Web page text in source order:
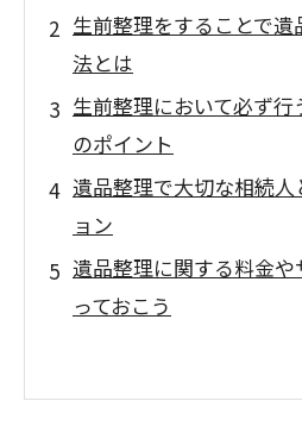
生前整理をすることで
法とは
生前整理において必ず
のポイント
遺品整理で大切な相続
ョン
遺品整理に関する料金
っておこう